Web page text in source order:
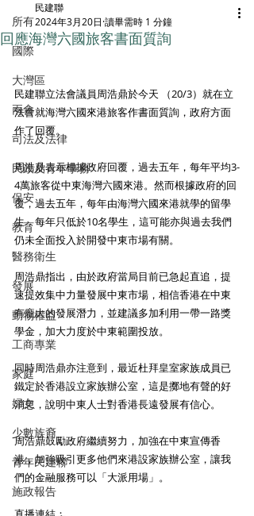
所有
國際
大灣區
兩會
司法及法律
民政及青年事務
保安
教育
醫務衛生
發展
動物權益
工商專業
家庭
婦女
少數族裔
青年民建聯
施政報告
回應海灣六國旅客書面質詢
民建聯
2024年3月20日 讀畢需時 1 分鐘
民建聯立法會議員周浩鼎於今天 （20/3）就在立
法會就海灣六國來港旅客作書面質詢，政府方面
作了回覆。
周浩鼎表示根據政府回覆，過去五年，每年平均3-
4萬旅客從中東海灣六國來港。然而根據政府的回
覆，過去五年，每年由海灣六國來港就學的留學
生，每年只低於10名學生，這可能亦與過去我們
仍未全面投入於開發中東市場有關。
周浩鼎指出，由於政府當局目前已急起直追，提
速提效集中力量發展中東市場，相信香港在中東
有龐大的發展潛力，並建議多加利用一帶一路獎
學金，加大力度於中東範圍投放。
同時周浩鼎亦注意到，最近杜拜皇室家族成員已
鐵定於香港設立家族辦公室，這是擲地有聲的好
消息，說明中東人士對香港長遠發展有信心。
周浩鼎鼓勵政府繼續努力，加強在中東宣傳香
港，加強吸引更多他們來港設家族辦公室，讓我
們的金融服務可以「大派用場」。